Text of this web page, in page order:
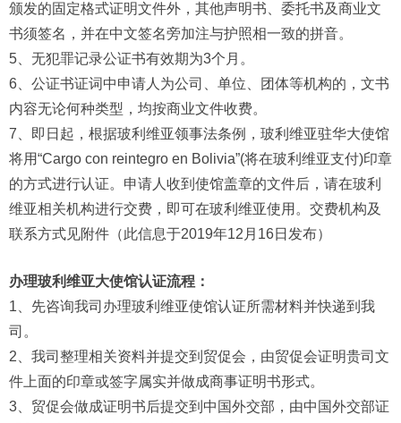
颁发的固定格式证明文件外，其他声明书、委托书及商业文
书须签名，并在中文签名旁加注与护照相一致的拼音。
5、无犯罪记录公证书有效期为3个月。
6、公证书证词中申请人为公司、单位、团体等机构的，文书
内容无论何种类型，均按商业文件收费。
7、即日起，根据玻利维亚领事法条例，玻利维亚驻华大使馆
将用“Cargo con reintegro en Bolivia”(将在玻利维亚支付)印章
的方式进行认证。申请人收到使馆盖章的文件后，请在玻利
维亚相关机构进行交费，即可在玻利维亚使用。交费机构及
联系方式见附件（此信息于2019年12月16日发布）
办理玻利维亚大使馆认证流程：
1、先咨询我司办理玻利维亚使馆认证所需材料并快递到我
司。
2、我司整理相关资料并提交到贸促会，由贸促会证明贵司文
件上面的印章或签字属实并做成商事证明书形式。
3、贸促会做成证明书后提交到中国外交部，由中国外交部证